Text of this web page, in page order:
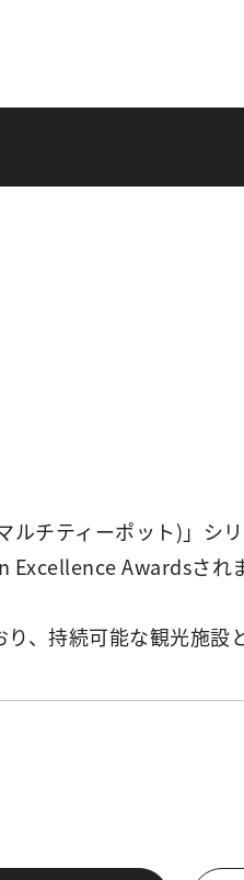
チティーポット)」シ
Awardsされ
、持続可能な観光施設